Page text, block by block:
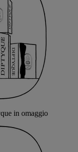
in omaggio